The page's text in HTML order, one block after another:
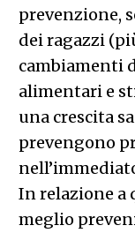
prevenzione,
dei ragazzi
cambiamenti
alimentari e
una crescita
prevengono
In relazione a
meglio